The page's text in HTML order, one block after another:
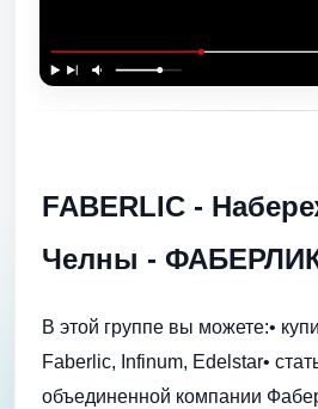
FABERLIC -
Челны -
В этой группе вы можете:•
Faberlic, Infinum, Edelstar•
объединенной компании